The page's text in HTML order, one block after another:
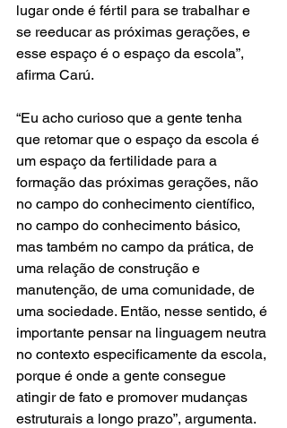
lugar onde é fértil para se trabalhar e
se reeducar as próximas gerações, e
esse espaço é o espaço da escola”,
afirma Carú.
“Eu acho curioso que a gente tenha
que retomar que o espaço da escola é
um espaço da fertilidade para a
formação das próximas gerações, não
no campo do conhecimento científico,
no campo do conhecimento básico,
mas também no campo da prática, de
uma relação de construção e
manutenção, de uma comunidade, de
uma sociedade. Então, nesse sentido, é
importante pensar na linguagem neutra
no contexto especificamente da escola,
porque é onde a gente consegue
atingir de fato e promover mudanças
estruturais a longo prazo”, argumenta.